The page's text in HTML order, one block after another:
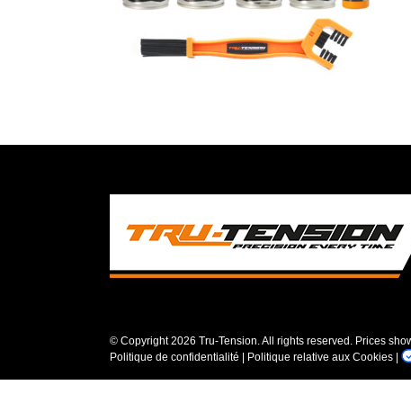
© Copyright2026 Tru-Tension. All rights reserved. Prices
Politique de confidentialité
Politique relative aux Cookies